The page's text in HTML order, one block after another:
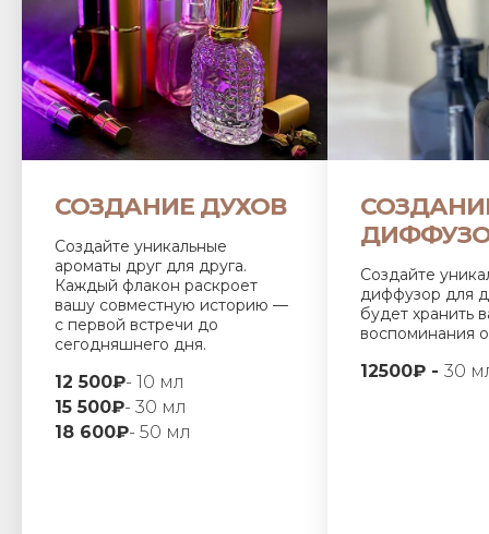
СОЗДАНИЕ ДУХОВ
Создайте уникальные
ароматы друг для друга.
Каждый флакон раскроет
вашу совместную историю —
с первой встречи до
сегодняшнего дня.
12 500₽- 10 мл
15 500₽- 30 мл
18 600₽- 50 мл
Создайте
диффузор для
будет хранить
воспоминания
12500₽ - 30